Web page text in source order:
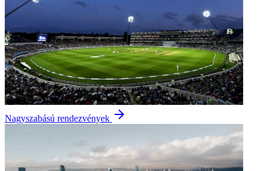
Nagyszabású rendezvények